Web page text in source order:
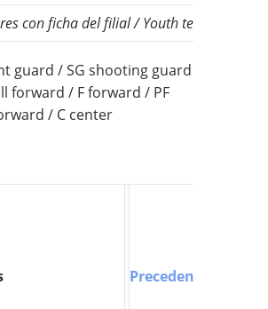
con ficha del filial / Youth team players
guard / SG shooting guard
forward / F forward / PF
/ C center
Precedentes